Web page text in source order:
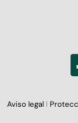
Aviso legal I